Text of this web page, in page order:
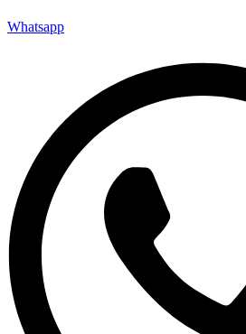
Whatsapp